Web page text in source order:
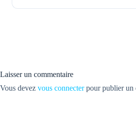
Laisser un commentaire
Vous devez vous connecterpour publier un